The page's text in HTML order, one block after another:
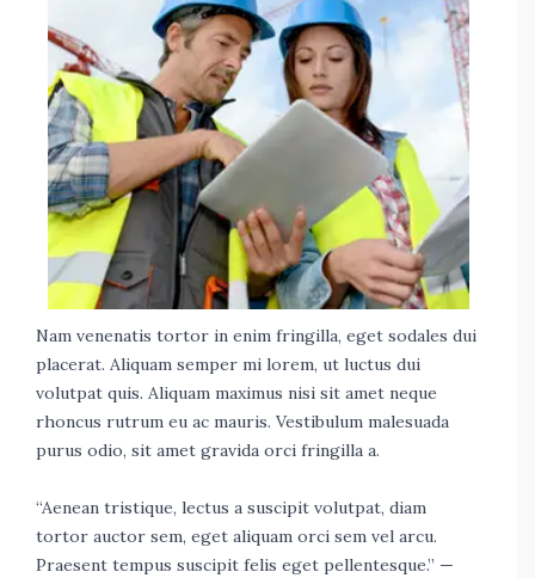
Nam venenatis tortor in enim fringilla, eget sodales dui
placerat. Aliquam semper mi lorem, ut luctus dui
volutpat quis. Aliquam maximus nisi sit amet neque
rhoncus rutrum eu ac mauris. Vestibulum malesuada
purus odio, sit amet gravida orci fringilla a.
“Aenean tristique, lectus a suscipit volutpat, diam
tortor auctor sem, eget aliquam orci sem vel arcu.
Praesent tempus suscipit felis eget pellentesque.” —